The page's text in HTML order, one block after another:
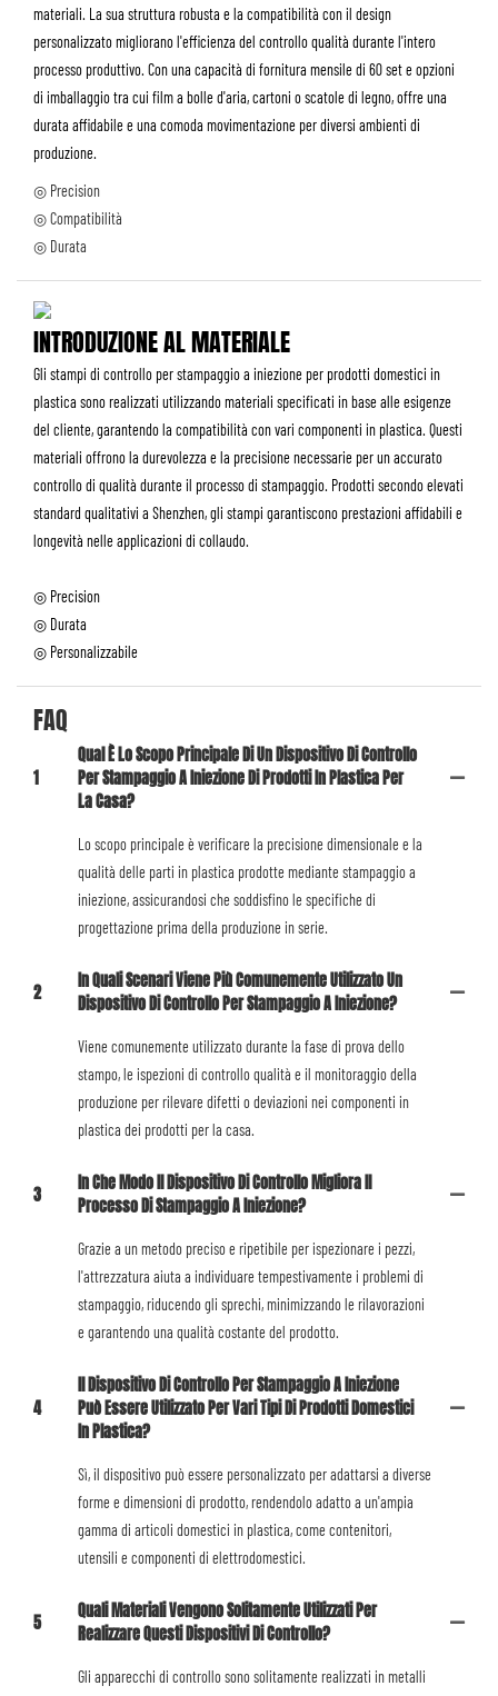
materiali. La sua struttura robusta e la compatibilità con il design
personalizzato migliorano l'efficienza del controllo qualità durante l'intero
processo produttivo. Con una capacità di fornitura mensile di 60 set e opzioni
di imballaggio tra cui film a bolle d'aria, cartoni o scatole di legno, offre una
durata affidabile e una comoda movimentazione per diversi ambienti di
produzione.
◎ Precision
◎ Compatibilità
◎ Durata
INTRODUZIONE AL MATERIALE
Gli stampi di controllo per stampaggio a iniezione per prodotti domestici in
plastica sono realizzati utilizzando materiali specificati in base alle esigenze
del cliente, garantendo la compatibilità con vari componenti in plastica. Questi
materiali offrono la durevolezza e la precisione necessarie per un accurato
controllo di qualità durante il processo di stampaggio. Prodotti secondo elevati
standard qualitativi a Shenzhen, gli stampi garantiscono prestazioni affidabili e
longevità nelle applicazioni di collaudo.
◎ Precision
◎ Durata
◎ Personalizzabile
FAQ
1
Qual È Lo Scopo Principale Di Un Dispositivo Di Controllo
Per Stampaggio A Iniezione Di Prodotti In Plastica Per
La Casa?
Lo scopo principale è verificare la precisione dimensionale e la
qualità delle parti in plastica prodotte mediante stampaggio a
iniezione, assicurandosi che soddisfino le specifiche di
progettazione prima della produzione in serie.
2
In Quali Scenari Viene Più Comunemente Utilizzato Un
Dispositivo Di Controllo Per Stampaggio A Iniezione?
Viene comunemente utilizzato durante la fase di prova dello
stampo, le ispezioni di controllo qualità e il monitoraggio della
produzione per rilevare difetti o deviazioni nei componenti in
plastica dei prodotti per la casa.
3
In Che Modo Il Dispositivo Di Controllo Migliora Il
Processo Di Stampaggio A Iniezione?
Grazie a un metodo preciso e ripetibile per ispezionare i pezzi,
l'attrezzatura aiuta a individuare tempestivamente i problemi di
stampaggio, riducendo gli sprechi, minimizzando le rilavorazioni
e garantendo una qualità costante del prodotto.
4
Il Dispositivo Di Controllo Per Stampaggio A Iniezione
Può Essere Utilizzato Per Vari Tipi Di Prodotti Domestici
In Plastica?
Sì, il dispositivo può essere personalizzato per adattarsi a diverse
forme e dimensioni di prodotto, rendendolo adatto a un'ampia
gamma di articoli domestici in plastica, come contenitori,
utensili e componenti di elettrodomestici.
5
Quali Materiali Vengono Solitamente Utilizzati Per
Realizzare Questi Dispositivi Di Controllo?
Gli apparecchi di controllo sono solitamente realizzati in metalli